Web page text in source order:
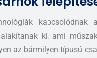
ki, ami
az bármilyen típusú